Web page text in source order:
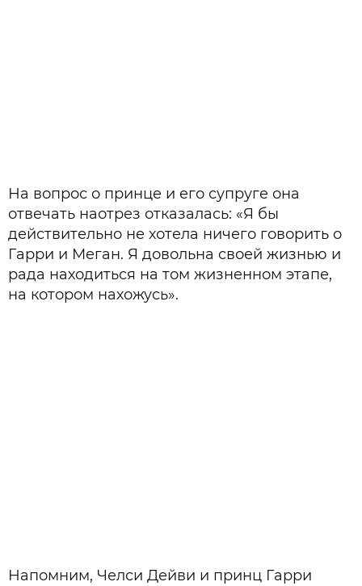
На вопрос о принце и его супруге она
отвечать наотрез отказалась: «Я бы
действительно не хотела ничего говорить о
Гарри и Меган. Я довольна своей жизнью и
рада находиться на том жизненном этапе,
на котором нахожусь».
Напомним, Челси Дейви и принц Гарри